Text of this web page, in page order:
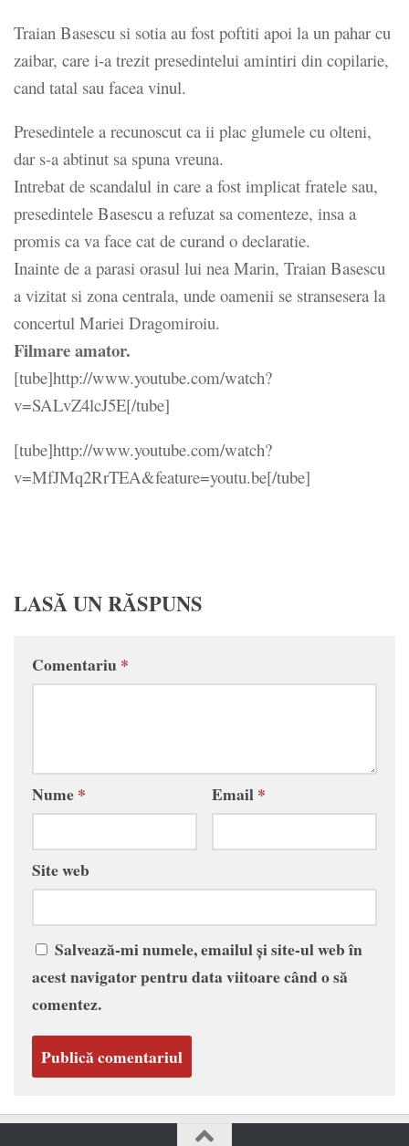
Traian Basescu si sotia au fost poftiti apoi la un pahar cu
zaibar, care i-a trezit presedintelui amintiri din copilarie,
cand tatal sau facea vinul.
Presedintele a recunoscut ca ii plac glumele cu olteni,
dar s-a abtinut sa spuna vreuna.
Intrebat de scandalul in care a fost implicat fratele sau,
presedintele Basescu a refuzat sa comenteze, insa a
promis ca va face cat de curand o declaratie.
Inainte de a parasi orasul lui nea Marin, Traian Basescu
a vizitat si zona centrala, unde oamenii se stransesera la
concertul Mariei Dragomiroiu.
Filmare amator.
[tube]http://www.youtube.com/watch?
v=SALvZ4lcJ5E[/tube]
[tube]http://www.youtube.com/watch?
v=MfJMq2RrTEA&feature=youtu.be[/tube]
LASĂ UN RĂSPUNS
Comentariu*
Nume* Email*
Site web
Salvează-mi numele, emailul și site-ul web în
acest navigator pentru data viitoare când o să
comentez.